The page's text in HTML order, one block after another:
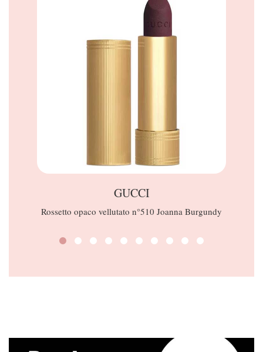
GUCCI
Rossetto opaco vellutato n°510 Joanna Burgundy